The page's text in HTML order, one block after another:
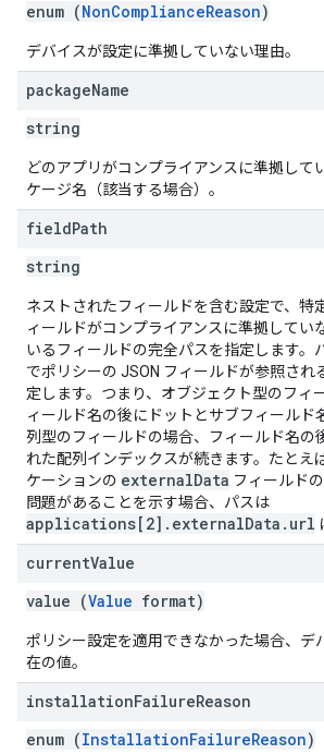
enum (NonComplianceReason)
デバイスが設定に準拠していない理由。
packageName
string
どのアプリがコンプライアンスに準拠して
ケージ名（該当する場合）。
fieldPath
string
ネストされたフィールドを含む設定で、特
ィールドがコンプライアンスに準拠してい
いるフィールドの完全パスを指定します。
でポリシーの JSON フィールドが参照され
定します。つまり、オブジェクト型のフィ
ィールド名の後にドットとサブフィールド
列型のフィールドの場合、フィールド名の
れた配列インデックスが続きます。たとえ
ケーションの externalData フィールドの
問題があることを示す場合、パスは
applications[2].externalData.url
currentValue
value (Value format)
ポリシー設定を適用できなかった場合、デ
在の値。
installationFailureReason
enum (InstallationFailureReason)